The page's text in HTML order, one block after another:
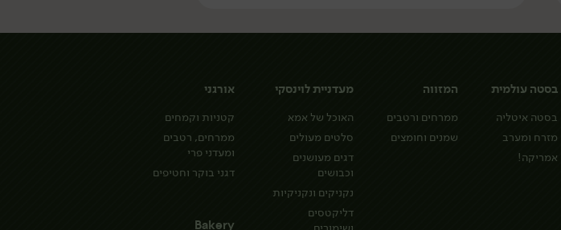
בסטה עולמית
בסטה איטליה
מזרח ומערב
אמריקה!
המזווה
ממרחים ורטבים
שמנים וחומצים
מעדניית לוינסקי
האוכל של אמא
סלטים מעולים
דגים מעושנים
וכבושים
נקניקים ונקניקיות
דליקטסים
אורגני
קטניות וקמחים
ממרחים, רטבים
ומעדני פרי
דגני בוקר וחטיפים
Bakery